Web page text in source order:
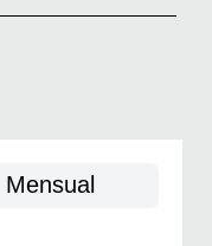
Mensual